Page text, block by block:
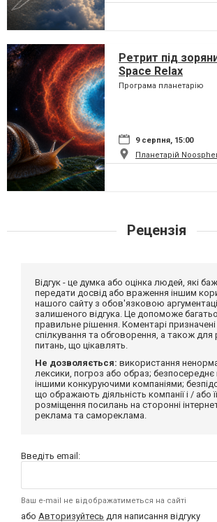
Ретрит під
Space Relax
Програма планетарію
9 серпня, 15:00
Планетарій
Рецензія
Відгук - це думка або оцінка людей, які
передати досвід або враження іншим
нашого сайту з обов'язковою
залишеного відгука. Це допоможе
правильне рішення. Коментарі
спілкування та обговорення, а також для
питань, що цікавлять.
Не дозволяється: використання
лексики, погроз або образ; безпосереднє
іншими конкуруючими компаніями;
що ображають діяльність компанії і / або
розміщення посилань на сторонні
реклама та самореклама.
Введіть email:
Ваш e-mail не відображатиметься на сайті
або Авторизуйтесь для написання відгуку